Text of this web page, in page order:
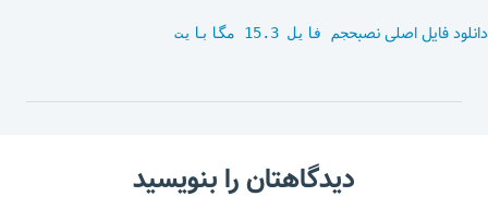
دانلود فایل اصلی نصبحجم فایل 15.3 مگابایت
دیدگاهتان را بنویسید